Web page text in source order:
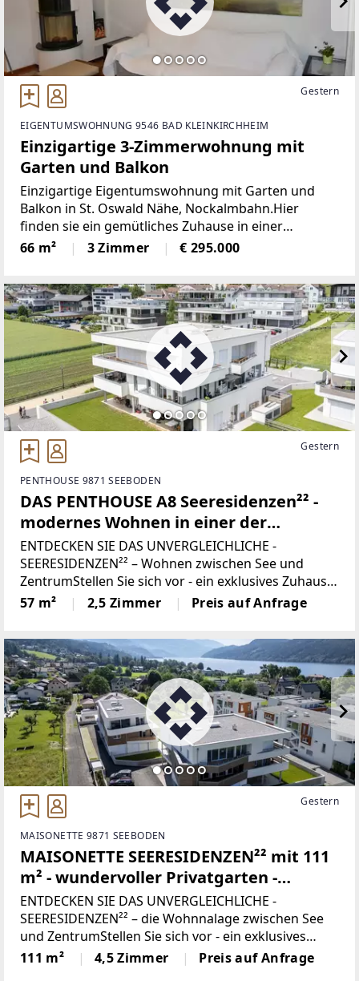
Gestern
EIGENTUMSWOHNUNG 9546 BAD KLEINKIRCHHEIM
Einzigartige 3-Zimmerwohnung mit
Garten und Balkon
Einzigartige Eigentumswohnung mit Garten und
Balkon in St. Oswald Nähe, Nockalmbahn.Hier
finden sie ein gemütliches Zuhause in einer
idyllischen Umgebung.Sonnig, inmitten
wunderschöner Berglandschaft der Nockberge
66 m² 3 Zimmer € 295.000
Gestern
PENTHOUSE 9871 SEEBODEN
DAS PENTHOUSE A8 Seeresidenzen²² -
modernes Wohnen in einer der
begehrtesten Lagen in SEENÄHE
ENTDECKEN SIE DAS UNVERGLEICHLICHE -
SEERESIDENZEN²² – Wohnen zwischen See und
ZentrumStellen Sie sich vor - ein exklusives Zuhause
nur zwei Minuten vom glitzernden Millstätter See
entfernt, eingebettet in eine der schönsten
57 m² 2,5 Zimmer Preis auf Anfrage
Gestern
MAISONETTE 9871 SEEBODEN
MAISONETTE SEERESIDENZEN²² mit 111
m² - wundervoller Privatgarten -
exklusives Wohnen in SEENÄHE
ENTDECKEN SIE DAS UNVERGLEICHLICHE -
SEERESIDENZEN²² – die Wohnnalage zwischen See
und ZentrumStellen Sie sich vor - ein exklusives
Zuhause nur zwei Minuten vom glitzernden
Millstätter See entfernt, eingebettet in eine der
111 m² 4,5 Zimmer Preis auf Anfrage